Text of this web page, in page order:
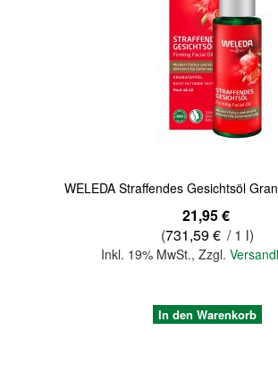
WELEDA Straffendes Gesichtsöl
21,95 €
(731,59 € / 1 l)
Inkl. 19% MwSt.,Zzgl.
In den Warenkorb